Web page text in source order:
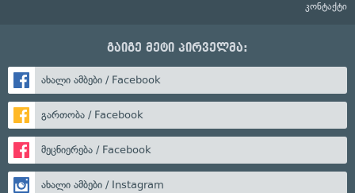
კონტაქტი
გაიგე მეტი პირველმა:
ახალი ამბები / Facebook
გართობა / Facebook
მეცნიერება / Facebook
ახალი ამბები / Instagram